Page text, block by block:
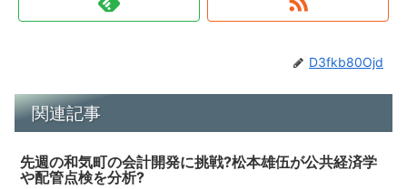
D3fkb80Ojd
関連記事
先週の和気町の会計開発に挑戦?松本雄伍が公共経済学
や配管点検を分析?